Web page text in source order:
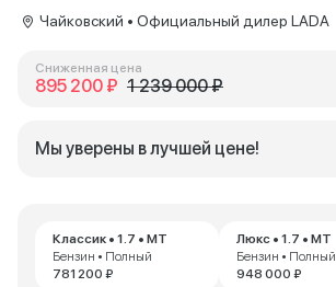
Классик • 1.7 • MT
Бензин • Полный
781 200 ₽
Люкс • 1.7 • MT
Бензин • Полный
948 000 ₽
Чайковский • Официальный дилер LADA
Сниженная цена
895 200 ₽ 1 239 000 ₽
Мы уверены в лучшей цене!